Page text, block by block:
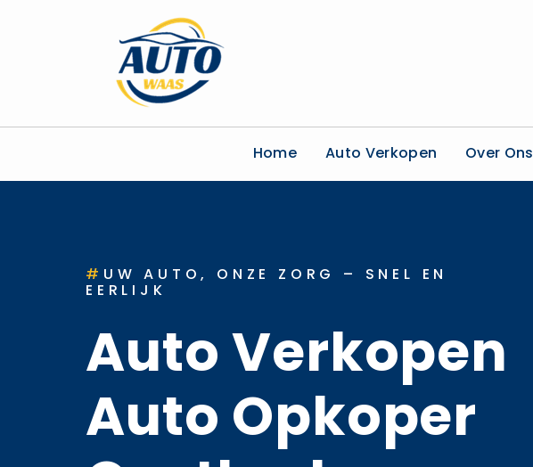
Home Auto Verkopen Over Ons
# UW AUTO, ONZE ZORG – SNEL EN
EERLIJK
Auto Verkopen
Auto Opkoper